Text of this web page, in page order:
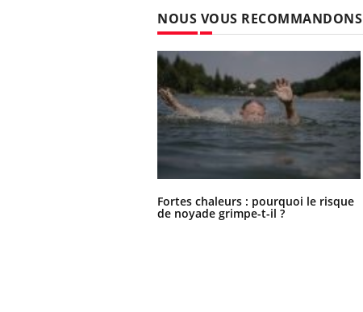
NOUS VOUS RECOMMANDONS
Fortes chaleurs : pourquoi le risque
de noyade grimpe-t-il ?